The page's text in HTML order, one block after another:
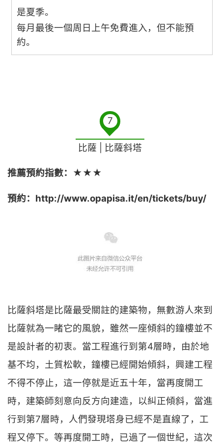
是夏季。
每月最後一個周日上午免費進入，但不能預
約。
7
比薩 | 比薩斜塔
推薦預約指數：★★★
預約：http://www.opapisa.it/en/tickets/buy/
比薩斜塔是比薩最受關註的建築物，無數游人來到
比薩就為一睹它的風貌，雖然一座傾斜的鐘樓並不
是設計者的初衷。當工程進行到第4層時，由於地
基不均，土質松軟，鐘樓已經開始傾斜，興建工程
不得不停止，這一停就是近五十年，當再度開工
時，建築師刻意向反方向建造，以糾正傾斜，當進
行到第7層時，人們發現塔身已經不是直線了，工
程又停下。等再度開工時，已過了一個世紀，這次